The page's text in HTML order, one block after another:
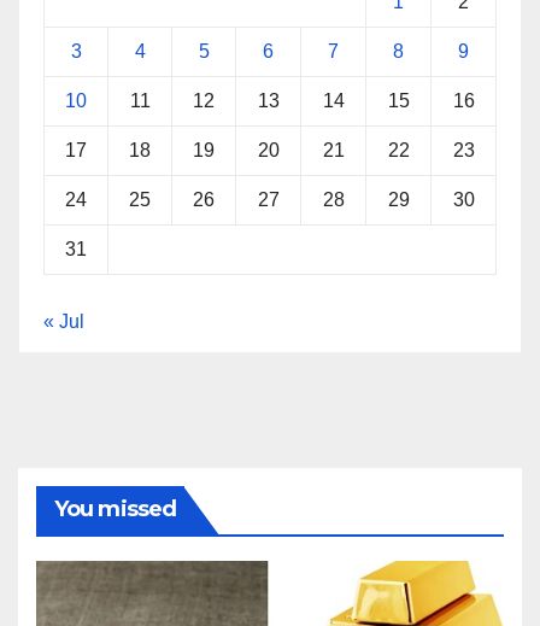
3 4 5 6 7 8 9
10 11 12 13 14 15 16
17 18 19 20 21 22 23
24 25 26 27 28 29 30
31
« Jul
You missed